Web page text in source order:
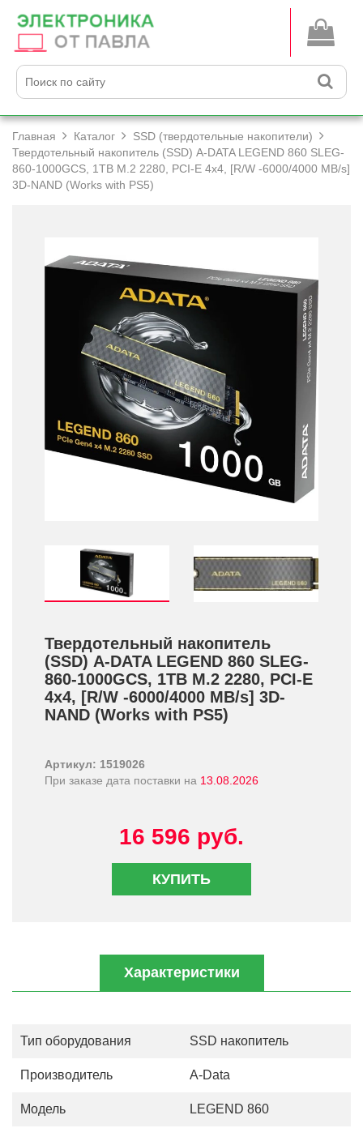
Главная Каталог
SSD (твердотельные накопители)
Твердотельный накопитель (SSD) A-DATA LEGEND 860 SLEG-
860-1000GCS, 1TB M.2 2280, PCI-E 4x4, [R/­W -6000/­4000 MB/­s]
3D-NAND (Works with PS5)
Твердотельный накопитель
(SSD) A-DATA LEGEND 860 SLEG-
860-1000GCS, 1TB M.2 2280, PCI-E
4x4, [R/­W -6000/­4000 MB/­s] 3D-
NAND (Works with PS5)
Артикул: 1519026
При заказе дата поставки на 13.08.2026
16 596 руб.
КУПИТЬ
Характеристики
Тип оборудования SSD накопитель
Производитель A-Data
Модель LEGEND 860